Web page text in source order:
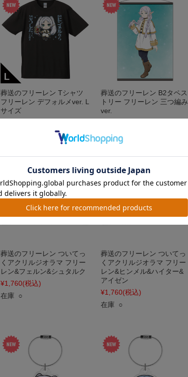
葬送のフリーレン Tシャツ
フリーレン デフォルメver. L
サイズ
葬送のフリーレン B2タペス
トリー フリーレン 三つ編み
ver.
葬送のフリーレン ついてっ
くアクリルジオラマ フリー
レン&フェルン&シュタルク
¥1,760(税込)
在庫 ○
葬送のフリーレン ついてっ
くアクリルジオラマ フリー
レン&ヒンメル&ハイター&
アイゼン
¥1,760(税込)
在庫 ○